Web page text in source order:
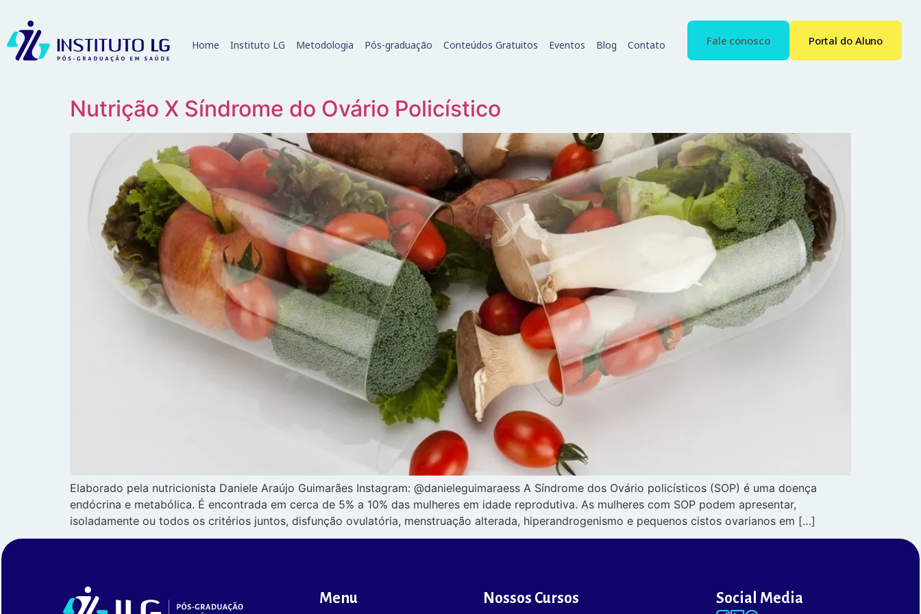
Home Instituto LG Metodologia Pós-graduação Conteúdos Gratuitos Eventos Blog Contato Fale conosco Portal do Aluno
Nutrição X Síndrome do Ovário Policístico
Elaborado pela nutricionista Daniele Araújo Guimarães Instagram: @danieleguimaraess A Síndrome dos Ovário policísticos (SOP) é ​​uma doença
endócrina e metabólica. É encontrada em cerca de 5% a 10% das mulheres em idade reprodutiva. As mulheres com SOP podem apresentar,
isoladamente ou todos os critérios juntos, disfunção ovulatória, menstruação alterada, hiperandrogenismo e pequenos cistos ovarianos em […]
Menu Nossos Cursos Social Media